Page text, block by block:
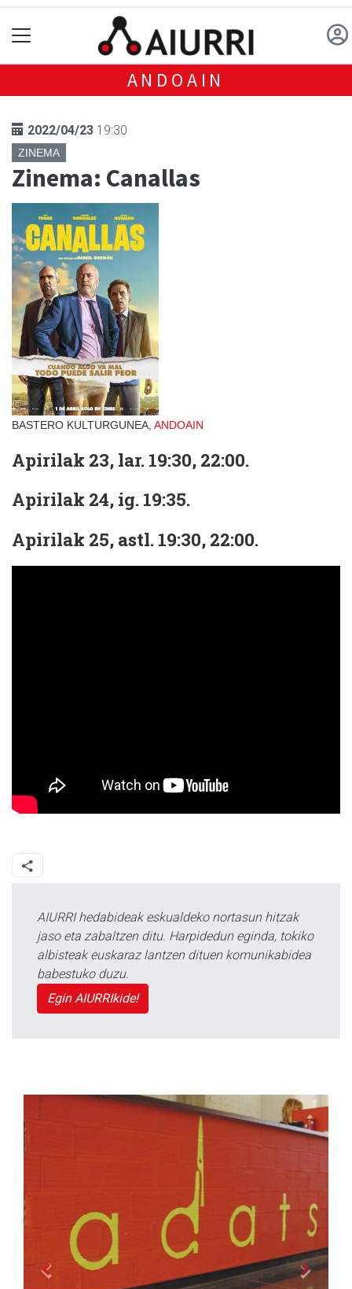
ANDOAIN
2022/04/23 19:30
ZINEMA
Zinema: Canallas
BASTERO KULTURGUNEA, ANDOAIN
Apirilak 23, lar. 19:30, 22:00.
Apirilak 24, ig. 19:35.
Apirilak 25, astl. 19:30, 22:00.
AIURRI hedabideak eskualdeko nortasun hitzak
jaso eta zabaltzen ditu. Harpidedun eginda, tokiko
albisteak euskaraz lantzen dituen komunikabidea
babestuko duzu.
Egin AIURRIkide!
Previous Next